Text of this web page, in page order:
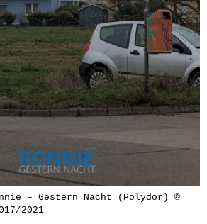
– Gestern Nacht (Polydor) ©
2021